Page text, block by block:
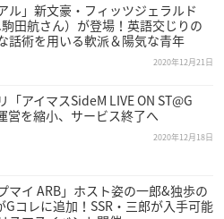
アル」新文豪・フィッツジェラルド
駒田航さん）が登場！英語交じりの
話術を用いる軟派＆陽気な青年
2020年12月21日
「アイマスSideM LIVE ON ST@G
営を縮小、サービス終了へ
2020年12月18日
プマイ ARB」ホスト姿の一郎&独歩の
Gコレに追加！SSR・三郎が入手可能